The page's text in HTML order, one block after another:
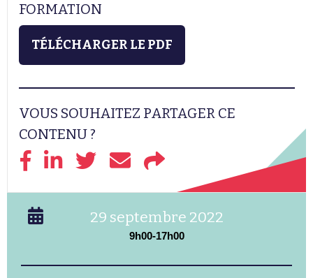
FORMATION
TÉLÉCHARGER LE PDF
VOUS SOUHAITEZ PARTAGER CE
CONTENU ?
29 septembre 2022
9h00-17h00